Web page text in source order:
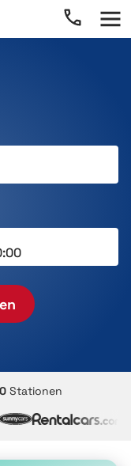
Stationen